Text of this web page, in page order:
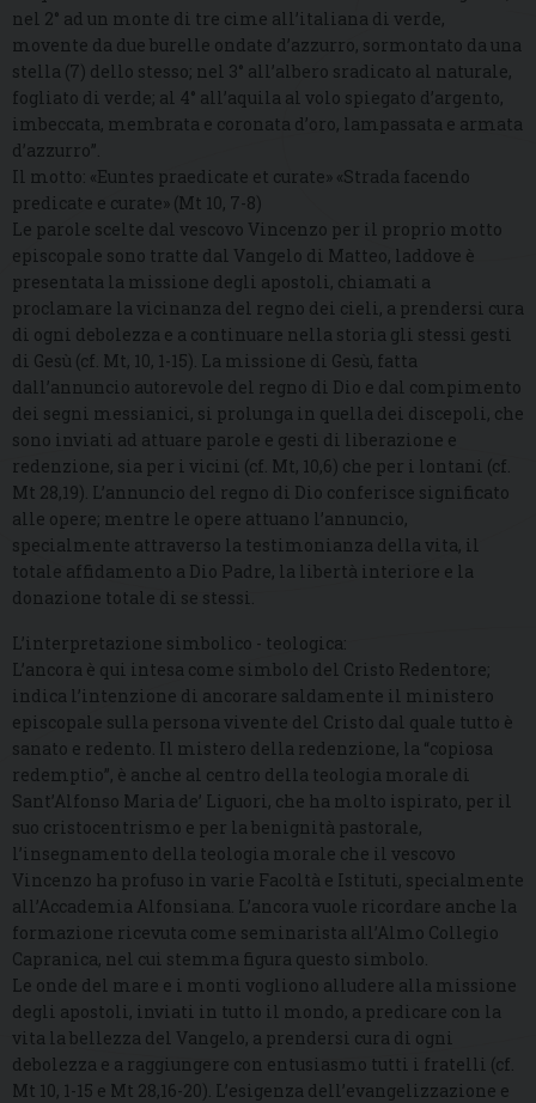
nel 2° ad un monte di tre cime all’italiana di verde,
movente da due burelle ondate d’azzurro, sormontato da una
stella (7) dello stesso; nel 3° all’albero sradicato al naturale,
fogliato di verde; al 4° all’aquila al volo spiegato d’argento,
imbeccata, membrata e coronata d’oro, lampassata e armata
d’azzurro”.
Il motto: «Euntes praedicate et curate» «Strada facendo
predicate e curate» (Mt 10, 7-8)
Le parole scelte dal vescovo Vincenzo per il proprio motto
episcopale sono tratte dal Vangelo di Matteo, laddove è
presentata la missione degli apostoli, chiamati a
proclamare la vicinanza del regno dei cieli, a prendersi cura
di ogni debolezza e a continuare nella storia gli stessi gesti
di Gesù (cf. Mt, 10, 1-15). La missione di Gesù, fatta
dall’annuncio autorevole del regno di Dio e dal compimento
dei segni messianici, si prolunga in quella dei discepoli, che
sono inviati ad attuare parole e gesti di liberazione e
redenzione, sia per i vicini (cf. Mt, 10,6) che per i lontani (cf.
Mt 28,19). L’annuncio del regno di Dio conferisce significato
alle opere; mentre le opere attuano l’annuncio,
specialmente attraverso la testimonianza della vita, il
totale affidamento a Dio Padre, la libertà interiore e la
donazione totale di se stessi.
L’interpretazione simbolico - teologica:
L’ancora è qui intesa come simbolo del Cristo Redentore;
indica l’intenzione di ancorare saldamente il ministero
episcopale sulla persona vivente del Cristo dal quale tutto è
sanato e redento. Il mistero della redenzione, la “copiosa
redemptio”, è anche al centro della teologia morale di
Sant’Alfonso Maria de’ Liguori, che ha molto ispirato, per il
suo cristocentrismo e per la benignità pastorale,
l’insegnamento della teologia morale che il vescovo
Vincenzo ha profuso in varie Facoltà e Istituti, specialmente
all’Accademia Alfonsiana. L’ancora vuole ricordare anche la
formazione ricevuta come seminarista all’Almo Collegio
Capranica, nel cui stemma figura questo simbolo.
Le onde del mare e i monti vogliono alludere alla missione
degli apostoli, inviati in tutto il mondo, a predicare con la
vita la bellezza del Vangelo, a prendersi cura di ogni
debolezza e a raggiungere con entusiasmo tutti i fratelli (cf.
Mt 10, 1-15 e Mt 28,16-20). L’esigenza dell’evangelizzazione e